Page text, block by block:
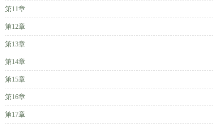
第11章
第12章
第13章
第14章
第15章
第16章
第17章